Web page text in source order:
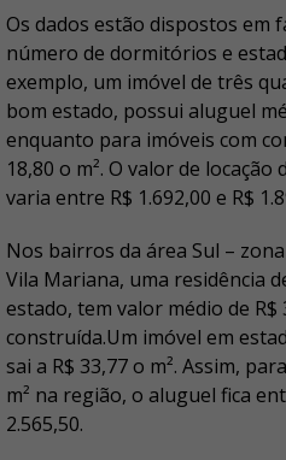
Os dados estão dispostos em
número de dormitórios e
exemplo, um imóvel de três
bom estado, possui aluguel
enquanto para imóveis com
18,80 o m². O valor de locação
varia entre R$ 1.692,00 e R$
Nos bairros da área Sul –
Vila Mariana, uma residência
estado, tem valor médio de
construída.Um imóvel em
sai a R$ 33,77 o m². Assim,
m² na região, o aluguel fica
2.565,50.